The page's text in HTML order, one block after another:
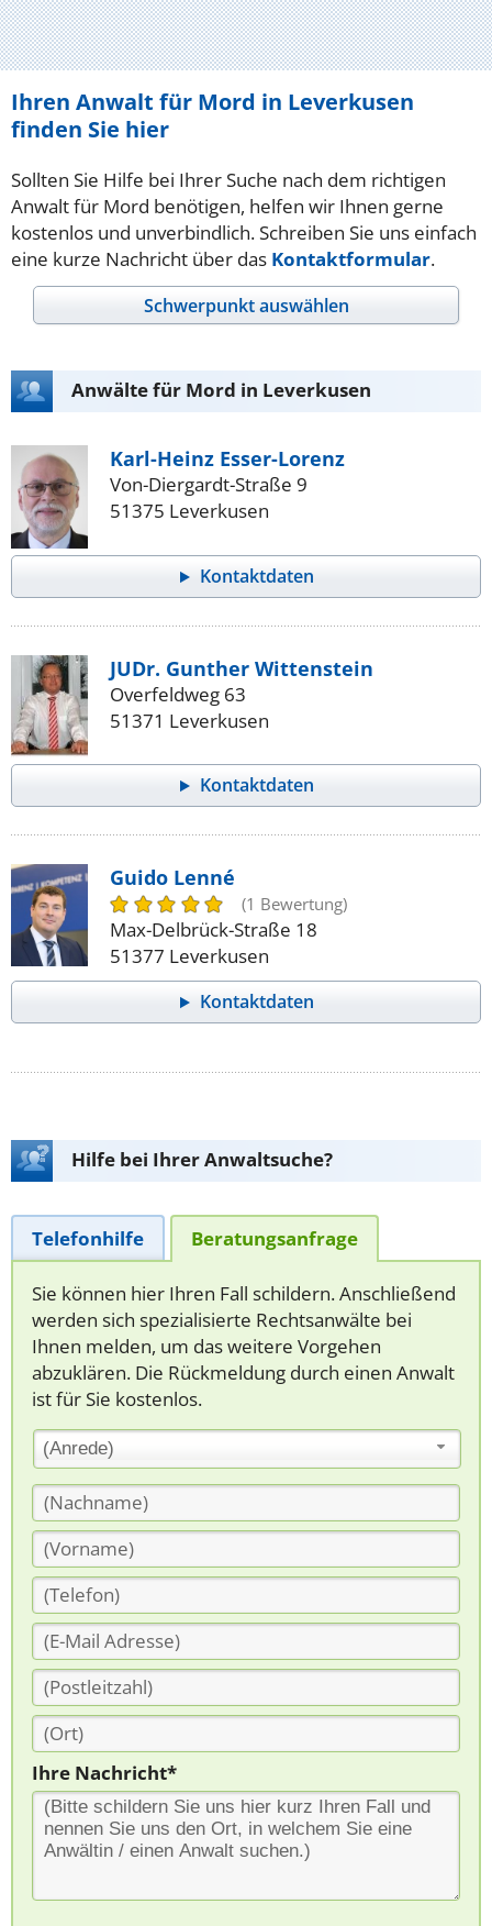
Ihren Anwalt für Mord in Leverkusen
finden Sie hier
Sollten Sie Hilfe bei Ihrer Suche nach dem richtigen
Anwalt für Mord benötigen, helfen wir Ihnen gerne
kostenlos und unverbindlich. Schreiben Sie uns einfach
eine kurze Nachricht über das Kontaktformular.
Schwerpunkt auswählen
Anwälte für Mord in Leverkusen
Karl-Heinz Esser-Lorenz
Von-Diergardt-Straße 9
51375 Leverkusen
Kontaktdaten
JUDr. Gunther Wittenstein
Overfeldweg 63
51371 Leverkusen
Kontaktdaten
Guido Lenné
(1 Bewertung)
Max-Delbrück-Straße 18
51377 Leverkusen
Kontaktdaten
Hilfe bei Ihrer Anwaltsuche?
Telefonhilfe Beratungsanfrage
Sie können hier Ihren Fall schildern. Anschließend
werden sich spezialisierte Rechtsanwälte bei
Ihnen melden, um das weitere Vorgehen
abzuklären. Die Rückmeldung durch einen Anwalt
ist für Sie kostenlos.
(Anrede)
Ihre Nachricht*